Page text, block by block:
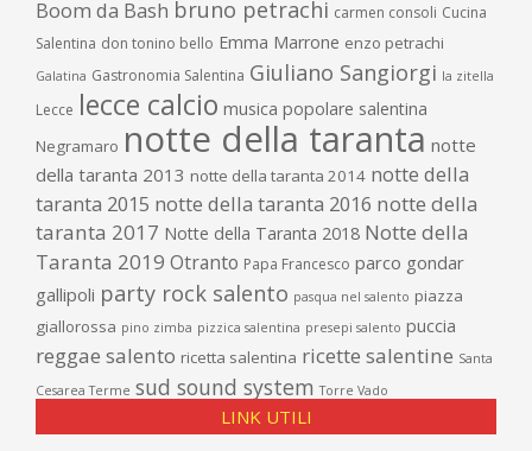
Boom da Bash bruno petrachi carmen consoli Cucina
Salentina don tonino bello Emma Marrone enzo petrachi
Galatina Gastronomia Salentina Giuliano Sangiorgi la zitella
Lecce lecce calcio musica popolare salentina
Negramaro notte della taranta notte
della taranta 2013 notte della taranta 2014 notte della
taranta 2015 notte della taranta 2016 notte della
taranta 2017 Notte della Taranta 2018 Notte della
Taranta 2019 Otranto Papa Francesco parco gondar
gallipoli party rock salento pasqua nel salento piazza
giallorossa pino zimba pizzica salentina presepi salento puccia
reggae salento ricetta salentina ricette salentine Santa
Cesarea Terme sud sound system Torre Vado
LINK UTILI